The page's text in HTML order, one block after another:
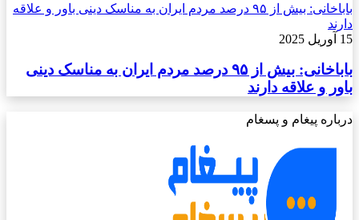
باباخانی: بیش از ۹۵ درصد مردم ایران به مناسک دینی باور و علاقه
دارند
15 آوریل 2025
باباخانی: بیش از ۹۵ درصد مردم ایران به مناسک دینی
باور و علاقه دارند
درباره پیغام و پسغام